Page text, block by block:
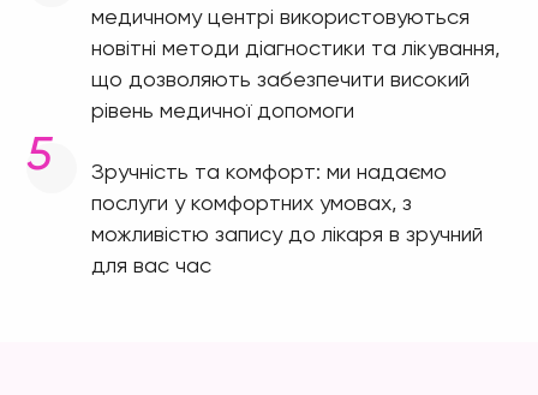
медичному центрі використовуються
новітні методи діагностики та лікування,
що дозволяють забезпечити високий
рівень медичної допомоги
Зручність та комфорт: ми надаємо
послуги у комфортних умовах, з
можливістю запису до лікаря в зручний
для вас час